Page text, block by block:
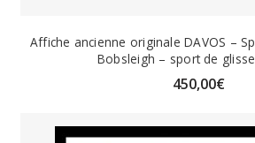
Affiche ancienne originale DAVOS –
Bobsleigh – sport de
450,00€